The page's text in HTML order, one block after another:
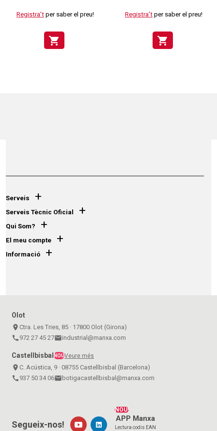
Registra't per saber el preu!
shopping_cart
Registra't per saber el preu!
shopping_cart
Serveis +
Serveis Tècnic Oficial +
Qui Som? +
El meu compte +
Informació +
Olot
place Ctra. Les Tries, 85 · 17800 Olot (Girona)
call 972 27 45 27emailindustrial@manxa.com
Castellbisbal NOUVeure més
place C. Acústica, 9 · 08755 Castellbisbal (Barcelona)
call 937 50 34 06email botigacastellbisbal@manxa.com
NOU!
APP Manxa
Lectura codis EAN
Segueix-nos!